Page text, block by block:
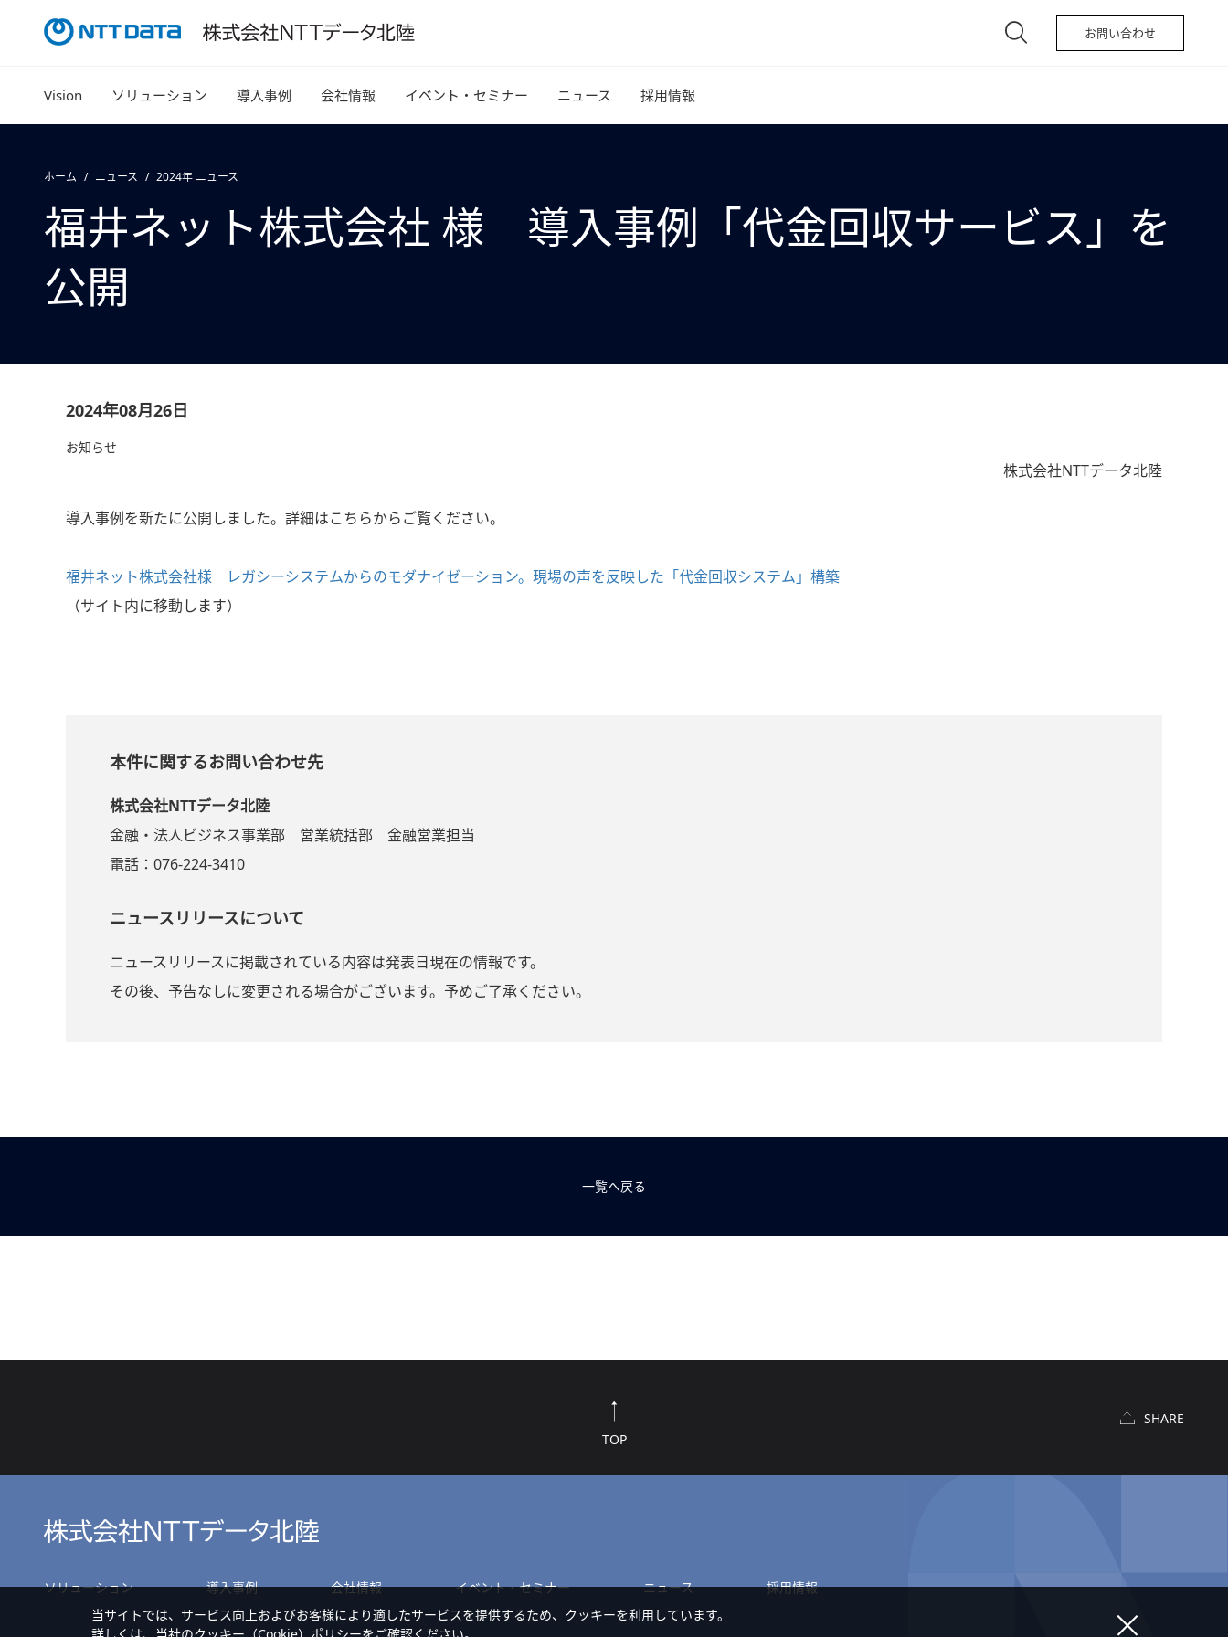
お問い合わせ
Vision ソリューション 導入事例 会社情報 イベント・セミナー ニュース 採用情報
ホーム ニュース 2024年 ニュース
福井ネット株式会社 様 導入事例「代金回収サービス」を
公開
2024年08月26日
お知らせ
株式会社NTTデータ北陸
導入事例を新たに公開しました。詳細はこちらからご覧ください。
福井ネット株式会社様 レガシーシステムからのモダナイゼーション。現場の声を反映した「代金回収システム」構築
（サイト内に移動します）
本件に関するお問い合わせ先
株式会社NTTデータ北陸
金融・法人ビジネス事業部 営業統括部 金融営業担当
電話：076-224-3410
ニュースリリースについて
ニュースリリースに掲載されている内容は発表日現在の情報です。
その後、予告なしに変更される場合がございます。予めご了承ください。
一覧へ戻る
TOP
SHARE
ソリューション 導入事例 会社情報 イベント・セミナー ニュース
採用情報
当サイトでは、サービス向上およびお客様により適したサービスを提供するため、クッキーを利用しています。